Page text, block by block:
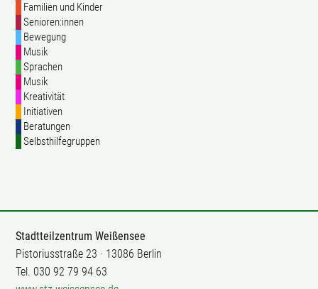
Familien und Kinder
Senioren:innen
Bewegung
Musik
Sprachen
Musik
Kreativität
Initiativen
Beratungen
Selbsthilfegruppen
Stadtteilzentrum Weißensee
Pistoriusstraße 23 · 13086 Berlin
Tel. 030 92 79 94 63